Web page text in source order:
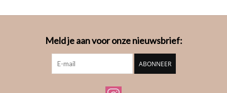
Meld je aan voor onze nieuwsbrief:
ABONNEER